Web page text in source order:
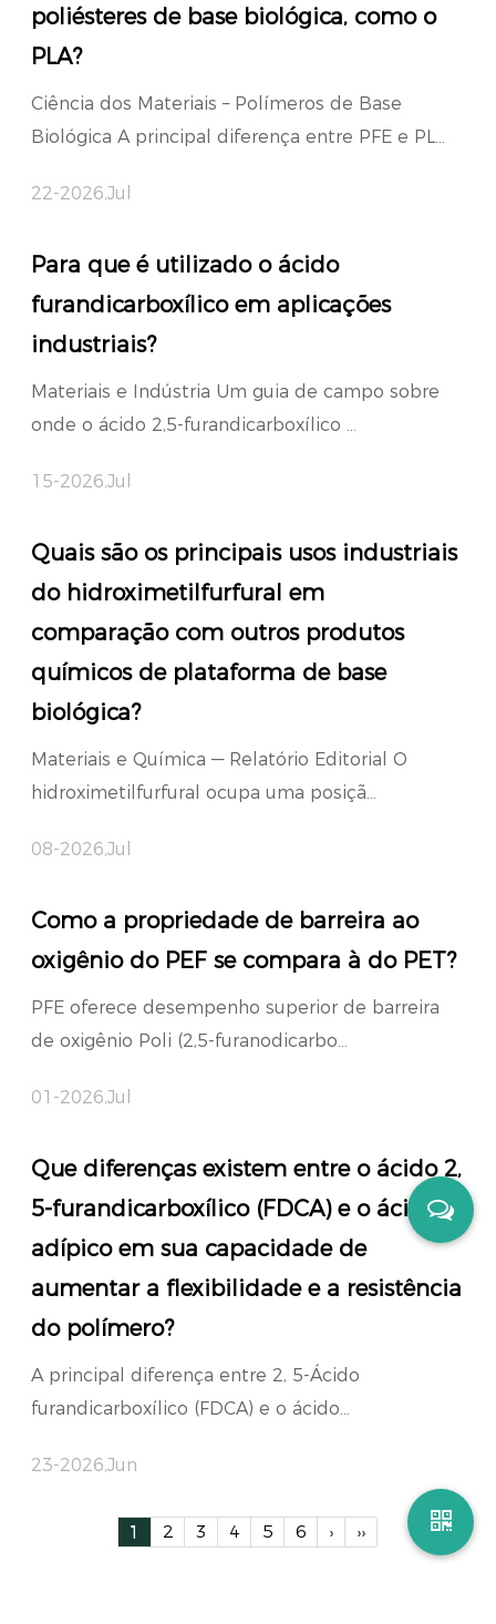
poliésteres de base biológica, como o
PLA?
Ciência dos Materiais – Polímeros de Base
Biológica A principal diferença entre PFE e PL...
22-2026,Jul
Para que é utilizado o ácido
furandicarboxílico em aplicações
industriais?
Materiais e Indústria Um guia de campo sobre
onde o ácido 2,5-furandicarboxílico ...
15-2026,Jul
Quais são os principais usos industriais
do hidroximetilfurfural em
comparação com outros produtos
químicos de plataforma de base
biológica?
Materiais e Química — Relatório Editorial O
hidroximetilfurfural ocupa uma posiçã...
08-2026,Jul
Como a propriedade de barreira ao
oxigênio do PEF se compara à do PET?
PFE oferece desempenho superior de barreira
de oxigênio Poli (2,5-furanodicarbo...
01-2026,Jul
Que diferenças existem entre o ácido 2,
5-furandicarboxílico (FDCA) e o ácido
adípico em sua capacidade de
aumentar a flexibilidade e a resistência
do polímero?
A principal diferença entre 2, 5-Ácido
furandicarboxílico (FDCA) e o ácido...
23-2026,Jun
1 2 3 4 5 6 › ››